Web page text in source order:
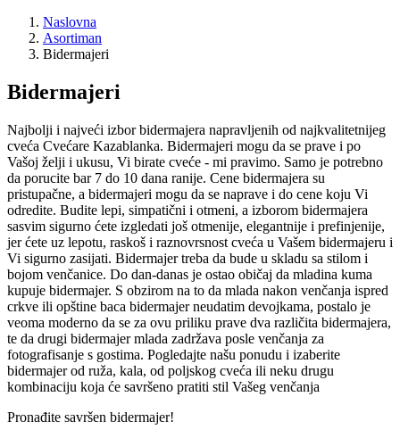
Naslovna
Asortiman
Bidermajeri
Bidermajeri
Najbolji i najveći izbor bidermajera napravljenih od najkvalitetnijeg
cveća Cvećare Kazablanka. Bidermajeri mogu da se prave i po
Vašoj želji i ukusu, Vi birate cveće - mi pravimo. Samo je potrebno
da porucite bar 7 do 10 dana ranije. Cene bidermajera su
pristupačne, a bidermajeri mogu da se naprave i do cene koju Vi
odredite. Budite lepi, simpatični i otmeni, a izborom bidermajera
sasvim sigurno ćete izgledati još otmenije, elegantnije i prefinjenije,
jer ćete uz lepotu, raskoš i raznovrsnost cveća u Vašem bidermajeru i
Vi sigurno zasijati. Bidermajer treba da bude u skladu sa stilom i
bojom venčanice. Do dan-danas je ostao običaj da mladina kuma
kupuje bidermajer. S obzirom na to da mlada nakon venčanja ispred
crkve ili opštine baca bidermajer neudatim devojkama, postalo je
veoma moderno da se za ovu priliku prave dva različita bidermajera,
te da drugi bidermajer mlada zadržava posle venčanja za
fotografisanje s gostima. Pogledajte našu ponudu i izaberite
bidermajer od ruža, kala, od poljskog cveća ili neku drugu
kombinaciju koja će savršeno pratiti stil Vašeg venčanja
Pronađite savršen bidermajer!